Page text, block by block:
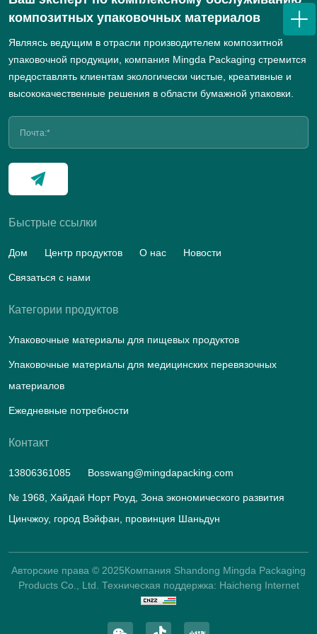
композитных упаковочных материалов
Являясь ведущим в отрасли производителем композитной
упаковочной продукции, компания Mingda Packaging стремится
предоставлять клиентам экологически чистые, креативные и
высококачественные решения в области бумажной упаковки.
Быстрые ссылки
Дом Центр продуктов O нас Hовости
Связаться с нами
Категории продуктов
Упаковочные материалы для пищевых продуктов
Упаковочные материалы для медицинских перевязочных
материалов
Ежедневные потребности
Контакт
13806361085 Bosswang@mingdapacking.com
№ 1968, Хайдай Норт Роуд, Зона экономического развития
Цинчжоу, город Вэйфан, провинция Шаньдун
Авторские права © 2025Компания Shandong Mingda Packaging
Products Co., Ltd. Техническая поддержка: Haicheng Internet